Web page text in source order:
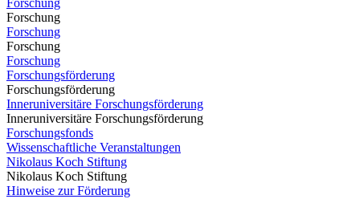
Forschung
Forschung
Forschung
Forschung
Forschung
Forschungsförderung
Forschungsförderung
Inneruniversitäre Forschungsförderung
Inneruniversitäre Forschungsförderung
Forschungsfonds
Wissenschaftliche Veranstaltungen
Nikolaus Koch Stiftung
Nikolaus Koch Stiftung
Hinweise zur Förderung